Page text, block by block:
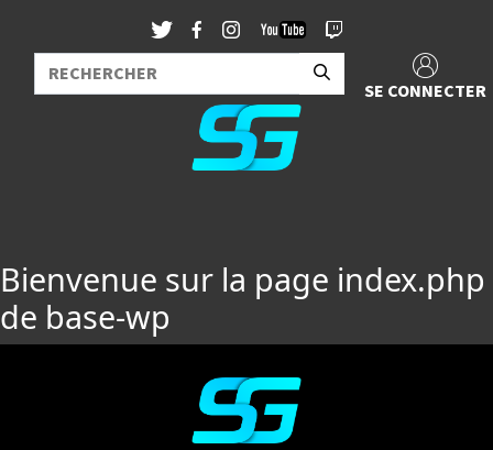
SE CONNECTER
Bienvenue sur la page index.php
de base-wp